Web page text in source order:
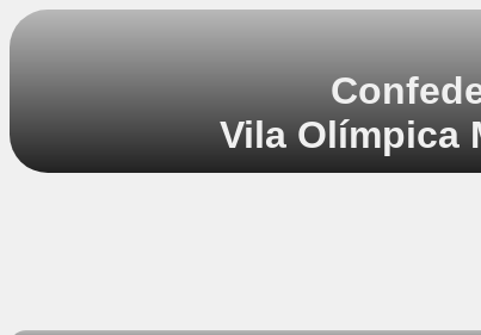
Vila Olímpica